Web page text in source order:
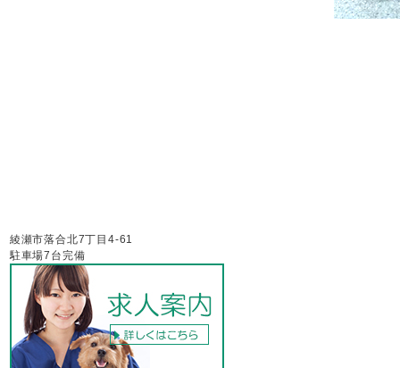
綾瀬市落合北7丁目4-61
駐車場7台完備